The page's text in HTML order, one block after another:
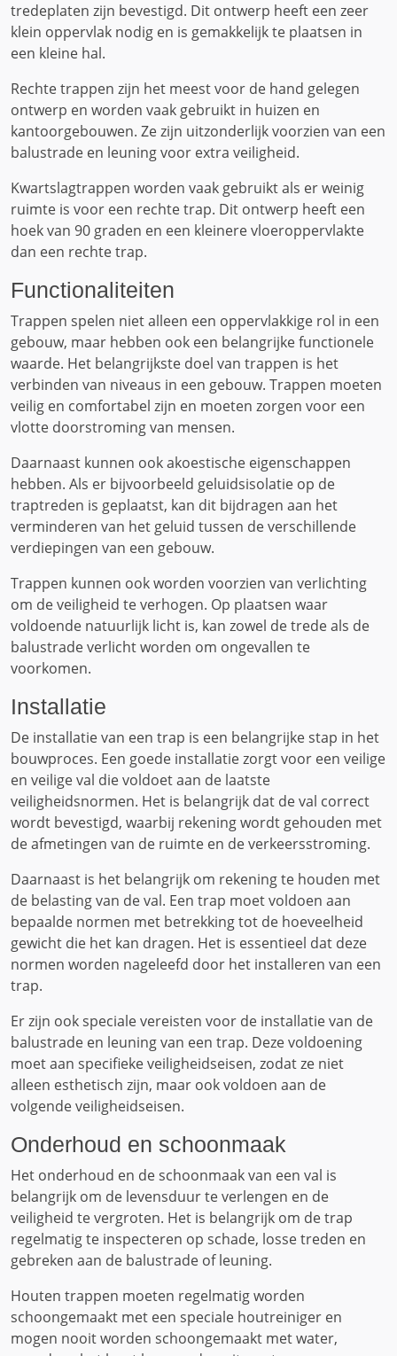
tredeplaten zijn bevestigd. Dit ontwerp heeft een zeer
klein oppervlak nodig en is gemakkelijk te plaatsen in
een kleine hal.
Rechte trappen zijn het meest voor de hand gelegen
ontwerp en worden vaak gebruikt in huizen en
kantoorgebouwen. Ze zijn uitzonderlijk voorzien van een
balustrade en leuning voor extra veiligheid.
Kwartslagtrappen worden vaak gebruikt als er weinig
ruimte is voor een rechte trap. Dit ontwerp heeft een
hoek van 90 graden en een kleinere vloeroppervlakte
dan een rechte trap.
Functionaliteiten
Trappen spelen niet alleen een oppervlakkige rol in een
gebouw, maar hebben ook een belangrijke functionele
waarde. Het belangrijkste doel van trappen is het
verbinden van niveaus in een gebouw. Trappen moeten
veilig en comfortabel zijn en moeten zorgen voor een
vlotte doorstroming van mensen.
Daarnaast kunnen ook akoestische eigenschappen
hebben. Als er bijvoorbeeld geluidsisolatie op de
traptreden is geplaatst, kan dit bijdragen aan het
verminderen van het geluid tussen de verschillende
verdiepingen van een gebouw.
Trappen kunnen ook worden voorzien van verlichting
om de veiligheid te verhogen. Op plaatsen waar
voldoende natuurlijk licht is, kan zowel de trede als de
balustrade verlicht worden om ongevallen te
voorkomen.
Installatie
De installatie van een trap is een belangrijke stap in het
bouwproces. Een goede installatie zorgt voor een veilige
en veilige val die voldoet aan de laatste
veiligheidsnormen. Het is belangrijk dat de val correct
wordt bevestigd, waarbij rekening wordt gehouden met
de afmetingen van de ruimte en de verkeersstroming.
Daarnaast is het belangrijk om rekening te houden met
de belasting van de val. Een trap moet voldoen aan
bepaalde normen met betrekking tot de hoeveelheid
gewicht die het kan dragen. Het is essentieel dat deze
normen worden nageleefd door het installeren van een
trap.
Er zijn ook speciale vereisten voor de installatie van de
balustrade en leuning van een trap. Deze voldoening
moet aan specifieke veiligheidseisen, zodat ze niet
alleen esthetisch zijn, maar ook voldoen aan de
volgende veiligheidseisen.
Onderhoud en schoonmaak
Het onderhoud en de schoonmaak van een val is
belangrijk om de levensduur te verlengen en de
veiligheid te vergroten. Het is belangrijk om de trap
regelmatig te inspecteren op schade, losse treden en
gebreken aan de balustrade of leuning.
Houten trappen moeten regelmatig worden
schoongemaakt met een speciale houtreiniger en
mogen nooit worden schoongemaakt met water,